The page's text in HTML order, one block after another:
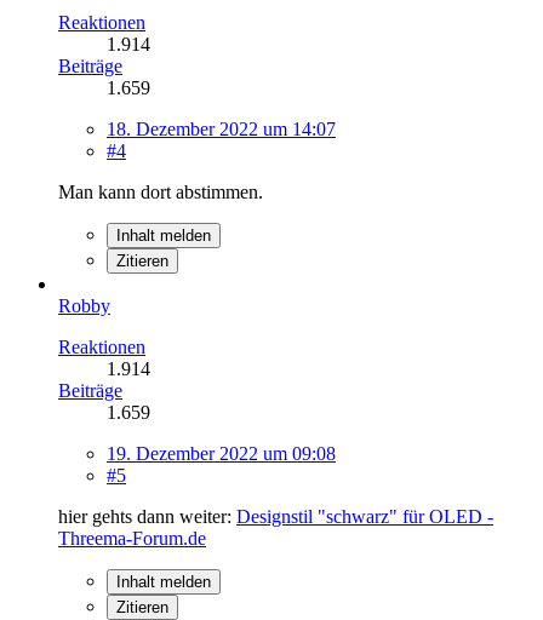
Reaktionen
1.914
Beiträge
1.659
18. Dezember 2022 um 14:07
#4
Man kann dort abstimmen.
Inhalt melden
Zitieren
Robby
Reaktionen
1.914
Beiträge
1.659
19. Dezember 2022 um 09:08
#5
hier gehts dann weiter: Designstil "schwarz" für OLED -
Threema-Forum.de
Inhalt melden
Zitieren